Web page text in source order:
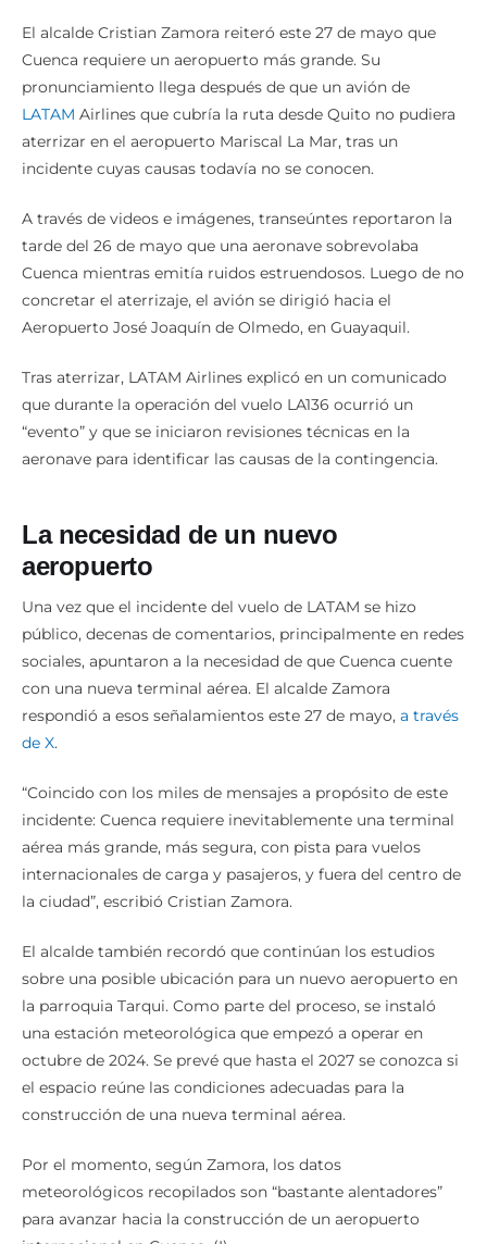
El alcalde Cristian Zamora reiteró este 27 de mayo que
Cuenca requiere un aeropuerto más grande. Su
pronunciamiento llega después de que un avión de
LATAM Airlines que cubría la ruta desde Quito no pudiera
aterrizar en el aeropuerto Mariscal La Mar, tras un
incidente cuyas causas todavía no se conocen.
A través de videos e imágenes, transeúntes reportaron la
tarde del 26 de mayo que una aeronave sobrevolaba
Cuenca mientras emitía ruidos estruendosos. Luego de no
concretar el aterrizaje, el avión se dirigió hacia el
Aeropuerto José Joaquín de Olmedo, en Guayaquil.
Tras aterrizar, LATAM Airlines explicó en un comunicado
que durante la operación del vuelo LA136 ocurrió un
“evento” y que se iniciaron revisiones técnicas en la
aeronave para identificar las causas de la contingencia.
La necesidad de un nuevo
aeropuerto
Una vez que el incidente del vuelo de LATAM se hizo
público, decenas de comentarios, principalmente en redes
sociales, apuntaron a la necesidad de que Cuenca cuente
con una nueva terminal aérea. El alcalde Zamora
respondió a esos señalamientos este 27 de mayo, a través
de X.
“Coincido con los miles de mensajes a propósito de este
incidente: Cuenca requiere inevitablemente una terminal
aérea más grande, más segura, con pista para vuelos
internacionales de carga y pasajeros, y fuera del centro de
la ciudad”, escribió Cristian Zamora.
El alcalde también recordó que continúan los estudios
sobre una posible ubicación para un nuevo aeropuerto en
la parroquia Tarqui. Como parte del proceso, se instaló
una estación meteorológica que empezó a operar en
octubre de 2024. Se prevé que hasta el 2027 se conozca si
el espacio reúne las condiciones adecuadas para la
construcción de una nueva terminal aérea.
Por el momento, según Zamora, los datos
meteorológicos recopilados son “bastante alentadores”
para avanzar hacia la construcción de un aeropuerto